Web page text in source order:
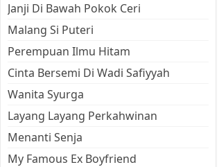
Janji Di Bawah Pokok Ceri
Malang Si Puteri
Perempuan Ilmu Hitam
Cinta Bersemi Di Wadi Safiyyah
Wanita Syurga
Layang Layang Perkahwinan
Menanti Senja
My Famous Ex Boyfriend